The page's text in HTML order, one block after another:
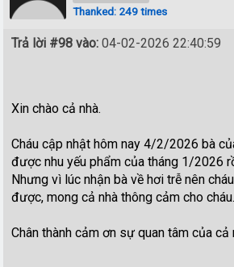
Thanked: 249 times
Trả lời #98 vào: 04-02-2026 22:40:59
Xin chào cả nhà.
Cháu cập nhật hôm nay 4/2/2026 bà
được nhu yếu phẩm của tháng 1/2026
Nhưng vì lúc nhận bà về hơi trễ nên
được, mong cả nhà thông cảm cho cháu.
Chân thành cảm ơn sự quan tâm của cả